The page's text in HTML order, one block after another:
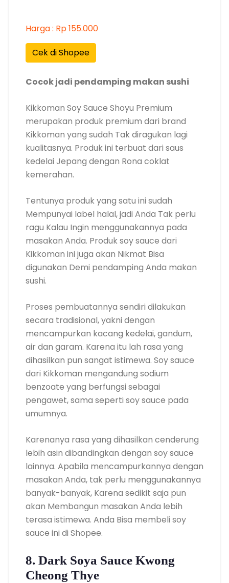
Harga : Rp 155.000
Cek di Shopee
Cocok jadi pendamping makan sushi
Kikkoman Soy Sauce Shoyu Premium
merupakan produk premium dari brand
Kikkoman yang sudah Tak diragukan lagi
kualitasnya. Produk ini terbuat dari saus
kedelai Jepang dengan Rona coklat
kemerahan.
Tentunya produk yang satu ini sudah
Mempunyai label halal, jadi Anda Tak perlu
ragu Kalau Ingin menggunakannya pada
masakan Anda. Produk soy sauce dari
Kikkoman ini juga akan Nikmat Bisa
digunakan Demi pendamping Anda makan
sushi.
Proses pembuatannya sendiri dilakukan
secara tradisional, yakni dengan
mencampurkan kacang kedelai, gandum,
air dan garam. Karena itu lah rasa yang
dihasilkan pun sangat istimewa. Soy sauce
dari Kikkoman mengandung sodium
benzoate yang berfungsi sebagai
pengawet, sama seperti soy sauce pada
umumnya.
Karenanya rasa yang dihasilkan cenderung
lebih asin dibandingkan dengan soy sauce
lainnya. Apabila mencampurkannya dengan
masakan Anda, tak perlu menggunakannya
banyak-banyak, Karena sedikit saja pun
akan Membangun masakan Anda lebih
terasa istimewa. Anda Bisa membeli soy
sauce ini di Shopee.
8. Dark Soya Sauce Kwong
Cheong Thye